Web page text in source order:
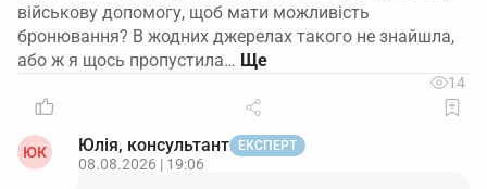
військову допомогу, щоб мати можливість
бронювання? В жодних джерелах такого не знайшла,
або ж я щось пропустила…
14
ЮК Юлія, консультант ЕКСПЕРТ
08.08.2026 | 19:06